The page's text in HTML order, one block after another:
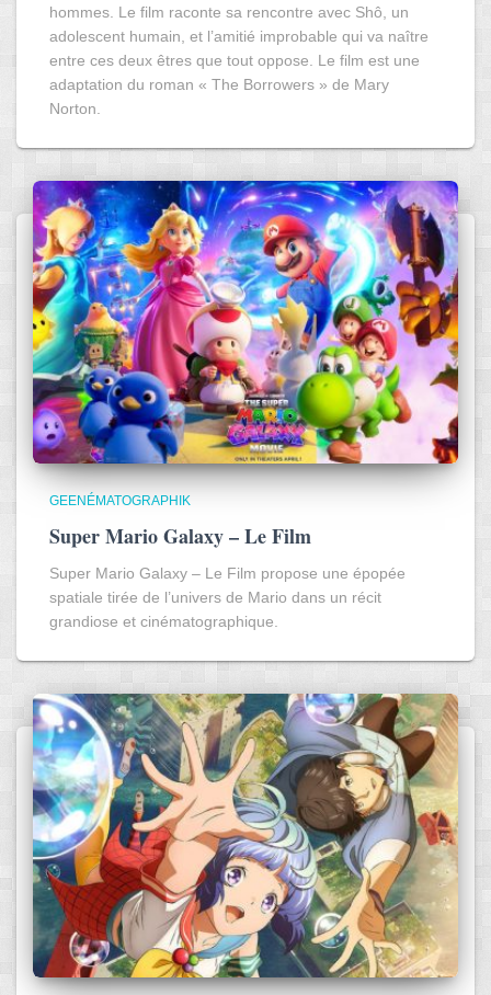
hommes. Le film raconte sa rencontre avec Shô, un
adolescent humain, et l’amitié improbable qui va naître
entre ces deux êtres que tout oppose. Le film est une
adaptation du roman « The Borrowers » de Mary
Norton.
GEENÉMATOGRAPHIK
Super Mario Galaxy – Le Film
Super Mario Galaxy – Le Film propose une épopée
spatiale tirée de l’univers de Mario dans un récit
grandiose et cinématographique.